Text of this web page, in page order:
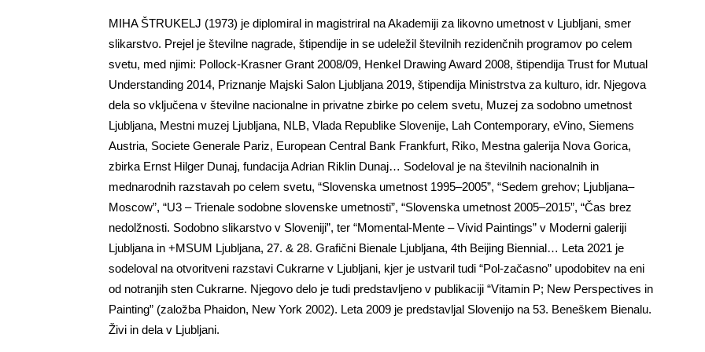
MIHA ŠTRUKELJ (1973) je diplomiral in magistriral na Akademiji za likovno umetnost v Ljubljani, smer
slikarstvo. Prejel je številne nagrade, štipendije in se udeležil številnih rezidenčnih programov po celem
svetu, med njimi: Pollock-Krasner Grant 2008/09, Henkel Drawing Award 2008, štipendija Trust for Mutual
Understanding 2014, Priznanje Majski Salon Ljubljana 2019, štipendija Ministrstva za kulturo, idr. Njegova
dela so vključena v številne nacionalne in privatne zbirke po celem svetu, Muzej za sodobno umetnost
Ljubljana, Mestni muzej Ljubljana, NLB, Vlada Republike Slovenije, Lah Contemporary, eVino, Siemens
Austria, Societe Generale Pariz, European Central Bank Frankfurt, Riko, Mestna galerija Nova Gorica,
zbirka Ernst Hilger Dunaj, fundacija Adrian Riklin Dunaj… Sodeloval je na številnih nacionalnih in
mednarodnih razstavah po celem svetu, “Slovenska umetnost 1995–2005”, “Sedem grehov; Ljubljana–
Moscow”, “U3 – Trienale sodobne slovenske umetnosti”, “Slovenska umetnost 2005–2015”, “Čas brez
nedolžnosti. Sodobno slikarstvo v Sloveniji”, ter “Momental-Mente – Vivid Paintings” v Moderni galeriji
Ljubljana in +MSUM Ljubljana, 27. & 28. Grafični Bienale Ljubljana, 4th Beijing Biennial… Leta 2021 je
sodeloval na otvoritveni razstavi Cukrarne v Ljubljani, kjer je ustvaril tudi “Pol-začasno” upodobitev na eni
od notranjih sten Cukrarne. Njegovo delo je tudi predstavljeno v publikaciji “Vitamin P; New Perspectives in
Painting” (založba Phaidon, New York 2002). Leta 2009 je predstavljal Slovenijo na 53. Beneškem Bienalu.
Živi in dela v Ljubljani.